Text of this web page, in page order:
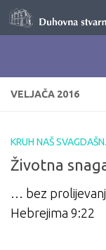
Skip to content
VELJAČA 2016
KRUH NAŠ
Životna
… bez
Hebrejima 9:22